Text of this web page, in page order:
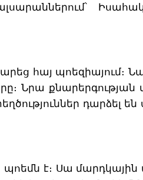
հայ պոեզիայում։
Նրա քնարերգության
դարձել են
պոեմն է։ Սա